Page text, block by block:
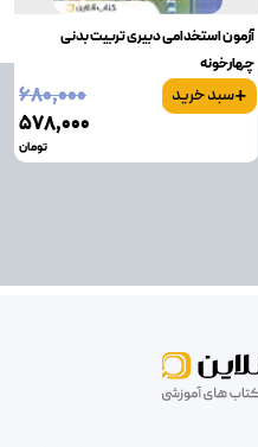
آزمون استخدامی دبیری تربیت بدنی
چهارخونه
+سبد خرید
۶۸۰٬۰۰۰
۵۷۸٬۰۰۰
تومان